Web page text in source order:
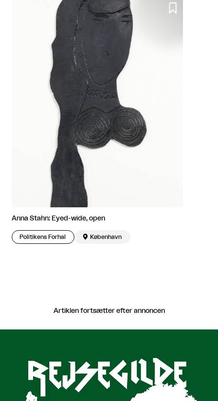

Anna Stahn: Eyed-wide, open
Politikens Forhal  København
Artiklen fortsætter efter annoncen